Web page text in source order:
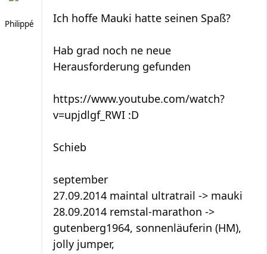
Philippé Ich hoffe Mauki hatte seinen Spaß?
Hab grad noch ne neue
Herausforderung gefunden
https://www.youtube.com/watch?
v=upjdlgf_RWI :D
Schieb
september
27.09.2014 maintal ultratrail -> mauki
28.09.2014 remstal-marathon ->
gutenberg1964, sonnenläuferin (HM),
jolly jumper,